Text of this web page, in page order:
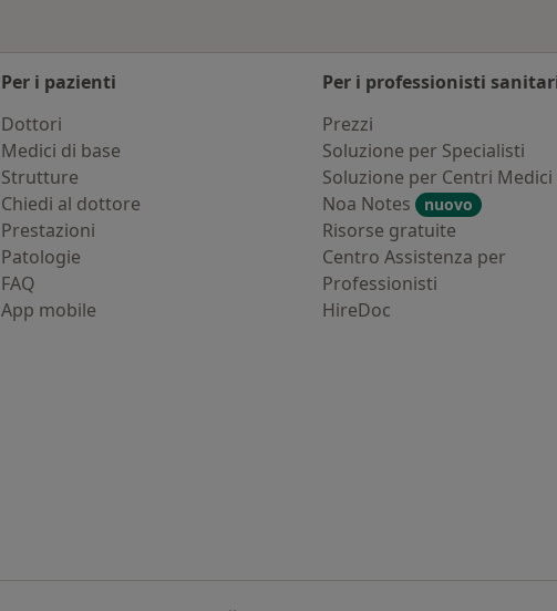
Per i pazienti
Dottori
Medici di base
Strutture
Chiedi al dottore
Prestazioni
Patologie
FAQ
App mobile
Per i professionisti
Prezzi
Soluzione per Specialisti
Soluzione per Centri Medici
Noa Notes
nuovo
Risorse gratuite
Centro Assistenza per
Professionisti
HireDoc